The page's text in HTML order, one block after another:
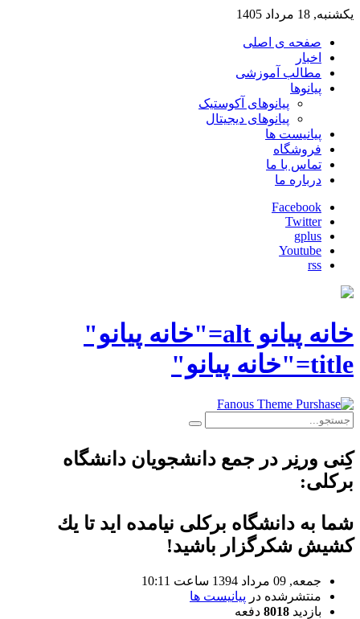
یکشنبه, 18 مرداد 1405
صفحه ی اصلی
اخبار
مطالب آموزشی
پیانوها
پیانوهای آکوستیک
پیانوهای دیجیتال
پیانیست ها
فروشگاه
تماس با ما
درباره ما
Facebook
Twitter
gplus
Youtube
rss
خانه پیانو alt="خانه پیانو"
title="خانه پیانو"
كِنی ورنِر در جمع دانشجویان دانشگاه
برکلی:
شما به دانشگاه بركلی نيامده ايد تا يك
كشيش شكرگزار باشيد!
جمعه, 09 مرداد 1394 ساعت 10:11
منتشرشده در پیانیست ها
بازدید 8018 دفعه